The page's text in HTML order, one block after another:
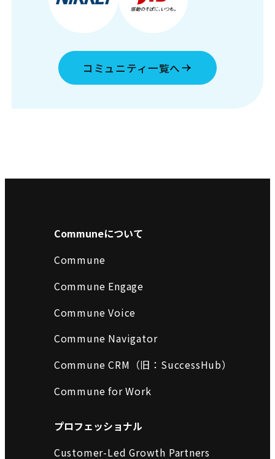
コミュニティ一覧へ
Communeについて
Commune
Commune Engage
Commune Voice
Commune Navigator
Commune CRM（旧：SuccessHub）
Commune for Work
プロフェッショナル
Customer-Led Growth Partners